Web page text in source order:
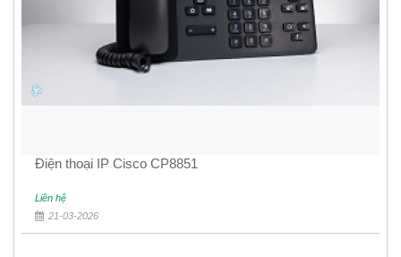
Điện thoại IP Cisco CP8851
Liên hệ
21-03-2026